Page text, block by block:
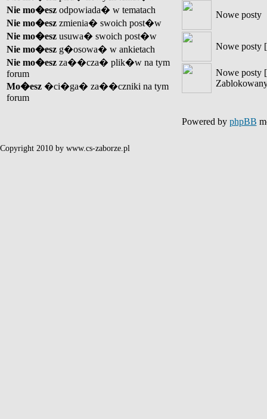
Nie mo�esz odpowiada� w tematach
Nie mo�esz zmienia� swoich post�w
Nie mo�esz usuwa� swoich post�w
Nie mo�esz g�osowa� w ankietach
Nie mo�esz za��cza� plik�w na tym
forum
Mo�esz �ci�ga� za��czniki na tym
forum
Nowe posty
Nowe posty
Nowe posty [
Powered by phpBB
Copyright 2010 by www.cs-zaborze.pl